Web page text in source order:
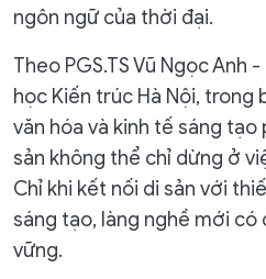
ngôn ngữ của thời đại.
Theo PGS.TS Vũ Ngọc
học Kiến trúc Hà Nội, trong
văn hóa và kinh tế sáng
sản không thể chỉ dừng ở
Chỉ khi kết nối di sản với
sáng tạo, làng nghề mới
vững.